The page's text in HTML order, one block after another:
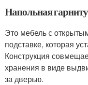
Напольная
Это мебель с
подставке, которая
Конструкция
хранения в виде
за дверью.